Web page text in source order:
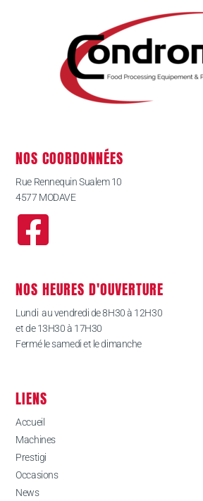
NOS COORDONNÉES
Rue Rennequin Sualem 10
4577 MODAVE
NOS HEURES D'OUVERTURE
Lundi au vendredi de 8H30 à 12H30
et de 13H30 à 17H30
Fermé le samedi et le dimanche
LIENS
Accueil
Machines
Prestigi
Occasions
News